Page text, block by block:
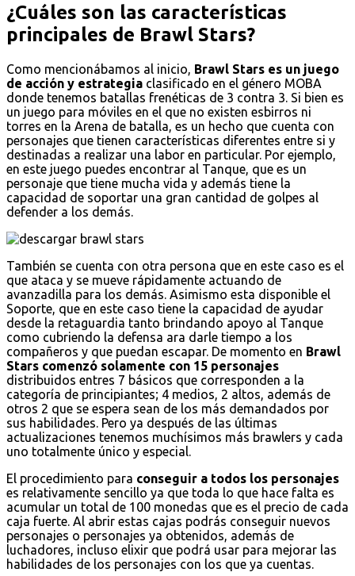
¿Cuáles son las características
principales de Brawl Stars?
Como mencionábamos al inicio, Brawl Stars es un juego
de acción y estrategia clasificado en el género MOBA
donde tenemos batallas frenéticas de 3 contra 3. Si bien es
un juego para móviles en el que no existen esbirros ni
torres en la Arena de batalla, es un hecho que cuenta con
personajes que tienen características diferentes entre si y
destinadas a realizar una labor en particular. Por ejemplo,
en este juego puedes encontrar al Tanque, que es un
personaje que tiene mucha vida y además tiene la
capacidad de soportar una gran cantidad de golpes al
defender a los demás.
También se cuenta con otra persona que en este caso es el
que ataca y se mueve rápidamente actuando de
avanzadilla para los demás. Asimismo esta disponible el
Soporte, que en este caso tiene la capacidad de ayudar
desde la retaguardia tanto brindando apoyo al Tanque
como cubriendo la defensa ara darle tiempo a los
compañeros y que puedan escapar. De momento en Brawl
Stars comenzó solamente con 15 personajes
distribuidos entres 7 básicos que corresponden a la
categoría de principiantes; 4 medios, 2 altos, además de
otros 2 que se espera sean de los más demandados por
sus habilidades. Pero ya después de las últimas
actualizaciones tenemos muchísimos más brawlers y cada
uno totalmente único y especial.
El procedimiento para conseguir a todos los personajes
es relativamente sencillo ya que toda lo que hace falta es
acumular un total de 100 monedas que es el precio de cada
caja fuerte. Al abrir estas cajas podrás conseguir nuevos
personajes o personajes ya obtenidos, además de
luchadores, incluso elixir que podrá usar para mejorar las
habilidades de los personajes con los que ya cuentas.